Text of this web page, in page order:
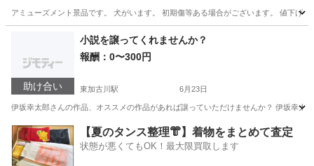
アミューズメント景品です。 犬がいます。 初期傷等ある場合がございます。 値下げ
加古川駅 バッグ Y2K
助け合い
小説を譲ってくれませんか？
報酬：0〜300円
東加古川駅 6月23日
伊坂幸太郎さんの作品、オススメの作品があれば譲っていただけませんか？ 伊坂幸
兵庫 加古川市 東加古川駅 買いたい/ください
【夏のタンス整理👘】着物をまとめて査定
状態が悪くてもOK！最大限買取します